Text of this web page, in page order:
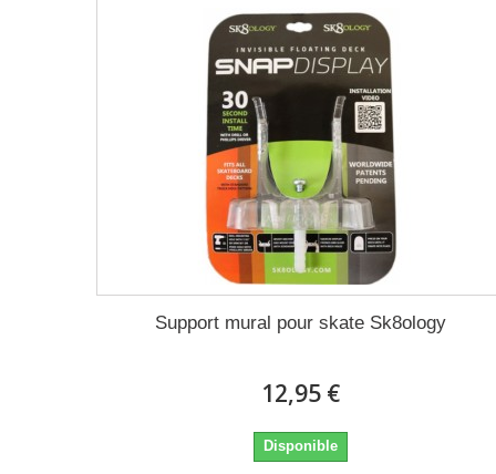
Support mural pour skate Sk8ology
12,95 €
Disponible